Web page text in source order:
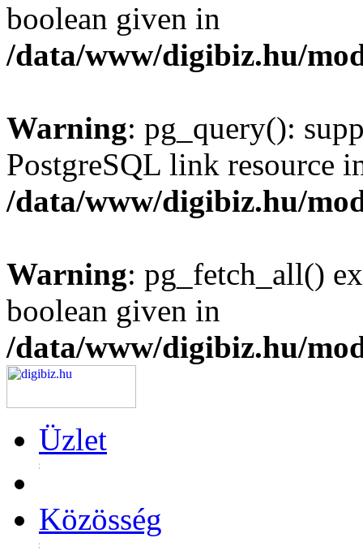
boolean given in
/data/www/digibiz.hu/
Warning: pg_query():
PostgreSQL link resource
/data/www/digibiz.hu/
Warning: pg_fetch_all()
boolean given in
/data/www/digibiz.hu/
Üzlet
Közösség